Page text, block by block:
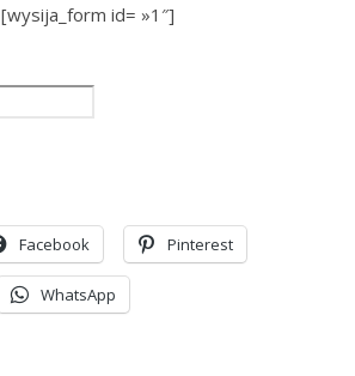
[wysija_form id= »1″]
Facebook Pinterest
WhatsApp